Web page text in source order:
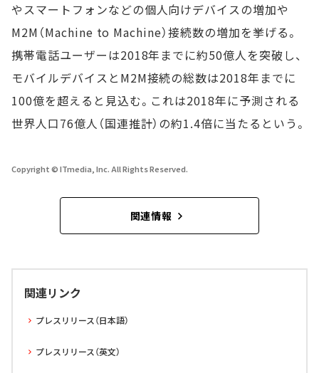
やスマートフォンなどの個人向けデバイスの増加や
M2M（Machine to Machine）接続数の増加を挙げる。
携帯電話ユーザーは2018年までに約50億人を突破し、
モバイルデバイスとM2M接続の総数は2018年までに
100億を超えると見込む。これは2018年に予測される
世界人口76億人（国連推計）の約1.4倍に当たるという。
Copyright © ITmedia, Inc. All Rights Reserved.
関連情報
関連リンク
プレスリリース（日本語）
プレスリリース（英文）